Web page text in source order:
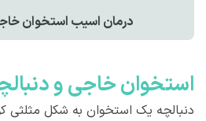
درمان اسیب استخوان
استخوان خاجی و
دنبالچه یک استخوان به شکل